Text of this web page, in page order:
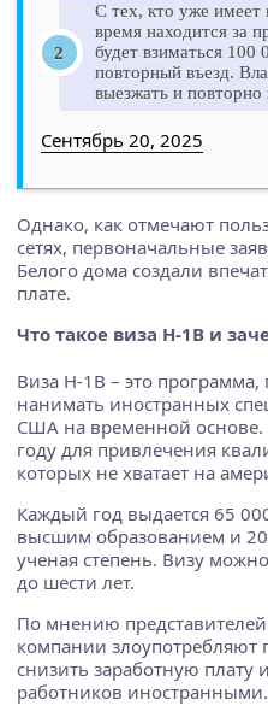
С тех, кто уже имеет
время находится за
будет взиматься 100
повторный въезд.
выезжать и повторно
Сентябрь 20, 2025
Однако, как отмечают
сетях, первоначальные
Белого дома создали
плате.
Что такое виза H-1B и
Виза H-1B – это
нанимать иностранных
США на временной основе.
году для привлечения
которых не хватает на
Каждый год выдается 65
высшим образованием и 20
ученая степень. Визу
до шести лет.
По мнению
компании злоупотребляют
снизить заработную плату
работников иностранными.